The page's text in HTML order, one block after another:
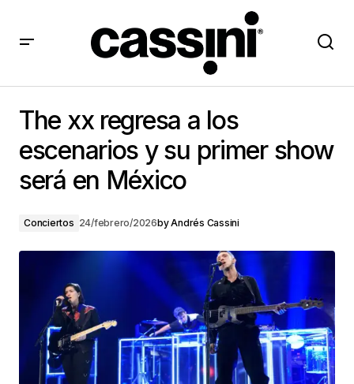
será en México
The xx regresa a los
escenarios y su primer show
será en México
Conciertos 24/febrero/2026byAndrés Cassini